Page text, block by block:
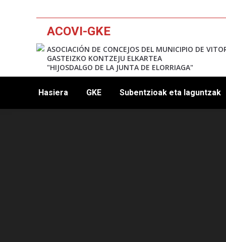
ACOVI-GKE
ASOCIACIÓN DE CONCEJOS DEL MUNICIPIO DE
GASTEIZKO KONTZEJU ELKARTEA
"HIJOSDALGO DE LA JUNTA DE ELORRIAGA"
Hasiera GKE Subentzioak eta laguntzak